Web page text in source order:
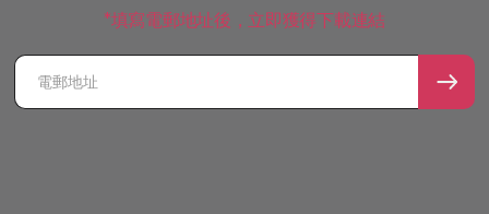
*填寫電郵地址後，立即獲得下載連結